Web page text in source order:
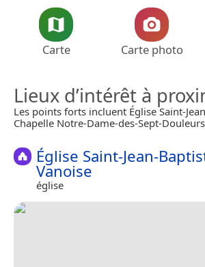
Carte Carte photo
Lieux d’intérêt à
Les points forts incluent Église Saint-
Chapelle Notre-Dame-des-Sept-
Église Saint-Jean-
Vanoise
église